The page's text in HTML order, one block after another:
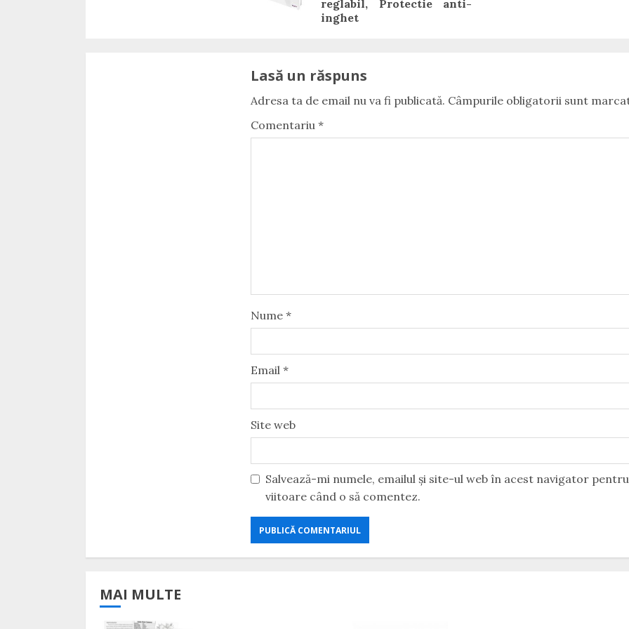
reglabil, Protectie anti-
inghet
Lasă un răspuns
Adresa ta de email nu va fi publicată. Câmpurile obligatorii sunt
Comentariu *
Nume *
Email *
Site web
Salvează-mi numele, emailul și site-ul web în acest navigator
viitoare când o să comentez.
MAI MULTE